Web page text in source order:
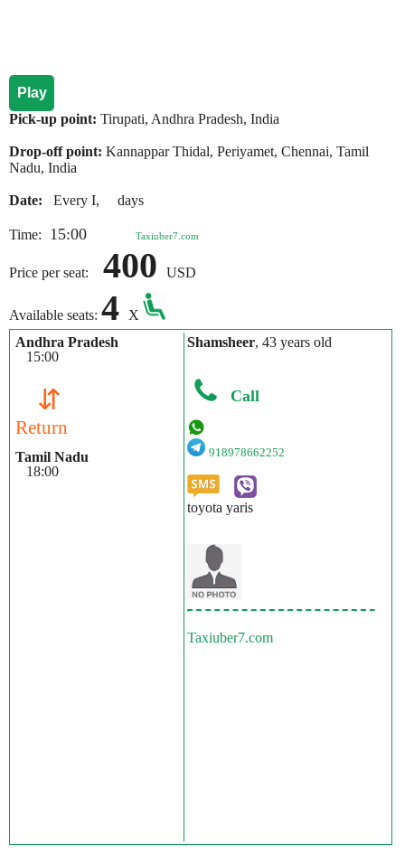
Play
Pick-up point: Tirupati, Andhra Pradesh, India
Drop-off point: Kannappar Thidal, Periyamet, Chennai, Tamil
Nadu, India
Date: Every I, days
Time: 15:00 Taxiuber7.com
Price per seat: 400 USD
Available seats: 4
X
Andhra Pradesh
15:00
⇵
Return
Tamil Nadu
18:00
Shamsheer, 43 years old
Call
918978662252
toyota yaris
Taxiuber7.com